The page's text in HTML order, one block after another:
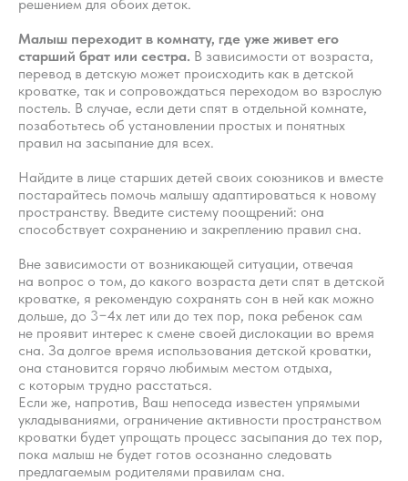
решением для обоих деток.​
Малыш переходит в комнату, где уже живет его
старший брат или сестра.​ В зависимости от возраста,
перевод в детскую может происходить как в детской
кроватке, так и сопровождаться переходом во взрослую
постель. В случае, если дети спят в отдельной комнате,
позаботьтесь об установлении простых и понятных
правил на засыпание для всех.
Найдите в лице старших детей своих союзников и вместе
постарайтесь помочь малышу адаптироваться к новому
пространству. Введите систему поощрений: она
способствует сохранению и закреплению правил сна.
Вне зависимости от возникающей ситуации, отвечая
на вопрос о том, до какого возраста дети спят в детской
кроватке, я рекомендую сохранять сон в ней как можно
дольше, до 3−4х лет или до тех пор, пока ребенок сам
не проявит интерес к смене своей дислокации во время
сна. За долгое время использования детской кроватки,
она становится горячо любимым местом отдыха,
с которым трудно расстаться.
Если же, напротив, Ваш непоседа известен упрямыми
укладываниями, ограничение активности пространством
кроватки будет упрощать процесс засыпания до тех пор,
пока малыш не будет готов осознанно следовать
предлагаемым родителями правилам сна.